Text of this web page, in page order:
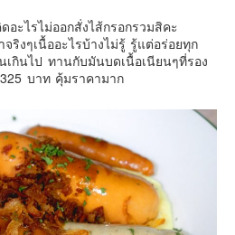
อะไรไม่ออกสั่งไส้กรอกรวมสิคะ
ริงๆเนื้ออะไรบ้างไม่รู้ รู้แต่อร่อยทุก
เกินไป ทานกับมันบดเนื้อเนียนๆที่รอง
บาท คุ้มราคามาก